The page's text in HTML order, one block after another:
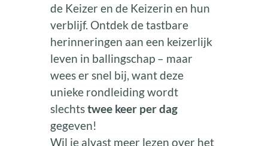
de Keizer en de Keizerin en hun
verblijf. Ontdek de tastbare
herinneringen aan een keizerlijk
leven in ballingschap – maar
wees er snel bij, want deze
unieke rondleiding wordt
slechtstwee keer per dag
gegeven!
Wil je alvast meer lezen over het